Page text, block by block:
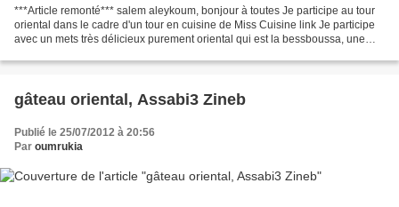
***Article remonté*** salem aleykoum, bonjour à toutes Je participe au tour
oriental dans le cadre d'un tour en cuisine de Miss Cuisine link Je participe
avec un mets très délicieux purement oriental qui est la bessboussa, une
gâteau oriental, Assabi3 Zineb
Publié le 25/07/2012 à 20:56
Par oumrukia